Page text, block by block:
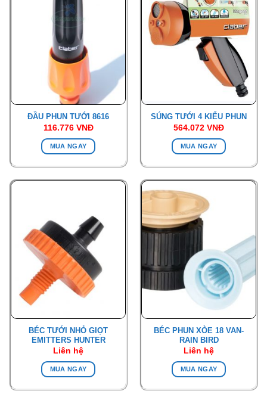
ĐẦU PHUN TƯỚI 8616
116.776 VNĐ
MUA NGAY
SÚNG TƯỚI 4 KIỂU PHUN
564.072 VNĐ
MUA NGAY
BÉC TƯỚI NHỎ GIỌT
EMITTERS HUNTER
Liên hệ
MUA NGAY
BÉC PHUN XÒE 18 VAN-
RAIN BIRD
Liên hệ
MUA NGAY